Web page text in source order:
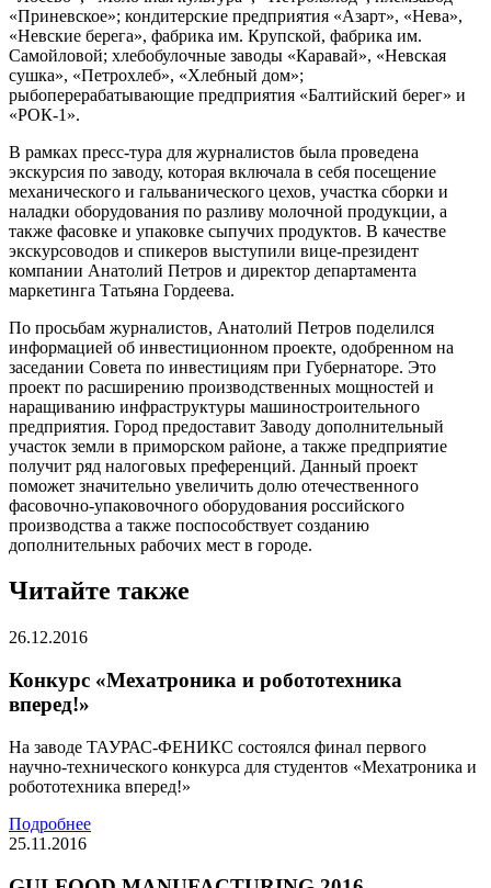
«Приневское»; кондитерские предприятия «Азарт», «Нева»,
«Невские берега», фабрика им. Крупской, фабрика им.
Самойловой; хлебобулочные заводы «Каравай», «Невская
сушка», «Петрохлеб», «Хлебный дом»;
рыбоперерабатывающие предприятия «Балтийский берег» и
«РОК-1».
В рамках пресс-тура для журналистов была проведена
экскурсия по заводу, которая включала в себя посещение
механического и гальванического цехов, участка сборки и
наладки оборудования по разливу молочной продукции, а
также фасовке и упаковке сыпучих продуктов. В качестве
экскурсоводов и спикеров выступили вице-президент
компании Анатолий Петров и директор департамента
маркетинга Татьяна Гордеева.
По просьбам журналистов, Анатолий Петров поделился
информацией об инвестиционном проекте, одобренном на
заседании Совета по инвестициям при Губернаторе. Это
проект по расширению производственных мощностей и
наращиванию инфраструктуры машиностроительного
предприятия. Город предоставит Заводу дополнительный
участок земли в приморском районе, а также предприятие
получит ряд налоговых преференций. Данный проект
поможет значительно увеличить долю отечественного
фасовочно-упаковочного оборудования российского
производства а также поспособствует созданию
дополнительных рабочих мест в городе.
Читайте также
26.12.2016
Конкурс «Мехатроника и робототехника
вперед!»
На заводе ТАУРАС-ФЕНИКС состоялся финал первого
научно-технического конкурса для студентов «Мехатроника и
робототехника вперед!»
Подробнее
25.11.2016